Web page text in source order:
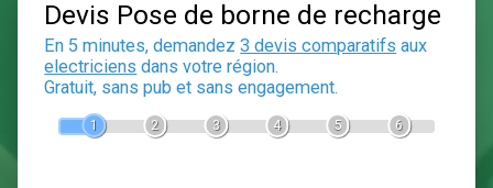
Devis Pose de borne de
En 5 minutes, demandez3 devis comparatifs